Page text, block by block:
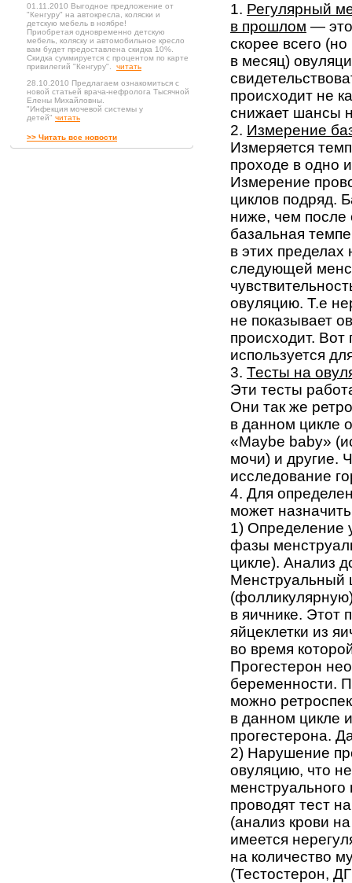
01.11.2010 Выгодное предложение от
"Кенгуру" на автокресла, коляски и
детскую мебель в ноябре!
Приобретая одновременно детскую
мебель, коляску и автомобильное кресло
вам будет предоставлена скидка 10%.
Скидка суммируется с процентом по карте
привилегий "Кенгуру". читать
28.10.2010 Предлагаем ознакомиться с
новой статьей врача-нефролога Тысячной
Елены Михайловны.
"Инфекция мочевой системы у
детей" читать
>> Читать все новости
1. Регулярный
в прошлом —
скорее всего
в месяц)
происходит не
снижает шансы
2. Измерение
Измеряется
проходе в одно
Измерение
циклов подряд.
ниже, чем после
базальная
в этих
следующей
овуляцию. Т.е
не показывает
происходит.
используется
3. Тесты на
Эти тесты
Они так же
в данном цикле
«Maybe baby»
мочи) и другие.
исследование
4. Для
может
1) Определение
фазы
цикле). Анализ
Менструальный
в яичнике. Этот
яйцеклетки из
во время
Прогестерон
беременности.
можно
в данном цикле
прогестерона.
2) Нарушение
овуляцию, что
проводят тест
(анализ крови
имеется
на количество
(Тестостерон,